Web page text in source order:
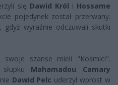
się Dawid Król i Hossame
pojedynek został przerwany.
wyraźnie odczuwali skutki
szanse mieli "Kosmici".
Mahamadou Camary
Dawid Pelc uderzył wprost w